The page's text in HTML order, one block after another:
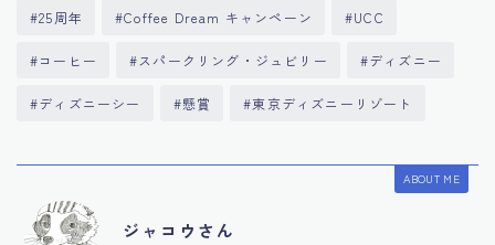
#25周年 #Coffee Dream キャンペーン #UCC
#コーヒー #スパークリング・ジュビリー #ディズニー
#ディズニーシー #懸賞 #東京ディズニーリゾート
ABOUT ME
ジャコウさん